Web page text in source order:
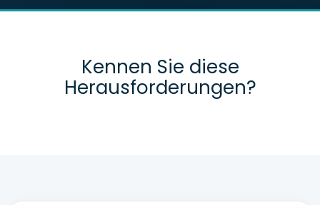
Kennen Sie diese
Herausforderungen?